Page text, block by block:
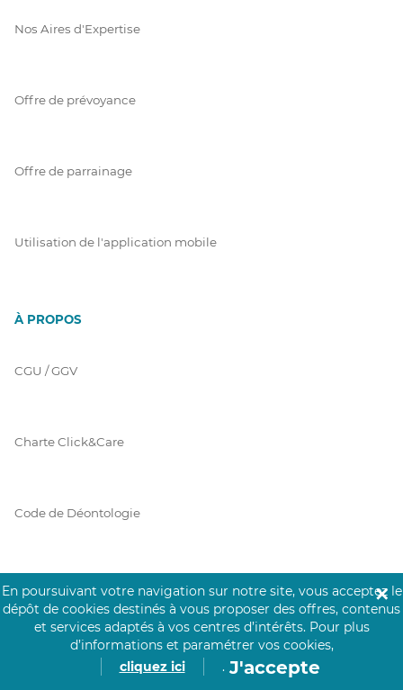
Nos Aires d'Expertise
Offre de prévoyance
Offre de parrainage
Utilisation de l'application mobile
À PROPOS
CGU / GGV
Charte Click&Care
Code de Déontologie
Mentions Légales
Prérequis Click&Care
En poursuivant votre navigation sur notre site, vous acceptez le
dépôt de cookies destinés à vous proposer des offres, contenus
et services adaptés à vos centres d’intérêts. Pour plus
d’informations et paramétrer vos cookies,
cliquez ici
. J'accepte
✕